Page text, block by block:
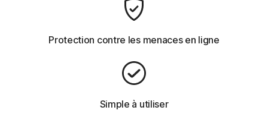
Protection contre les menaces en ligne
Simple à utiliser